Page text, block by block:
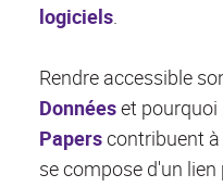
logiciels
Rendre accessible
Donnéeset pourquoi
Paperscontribuent
se compose d'un lien